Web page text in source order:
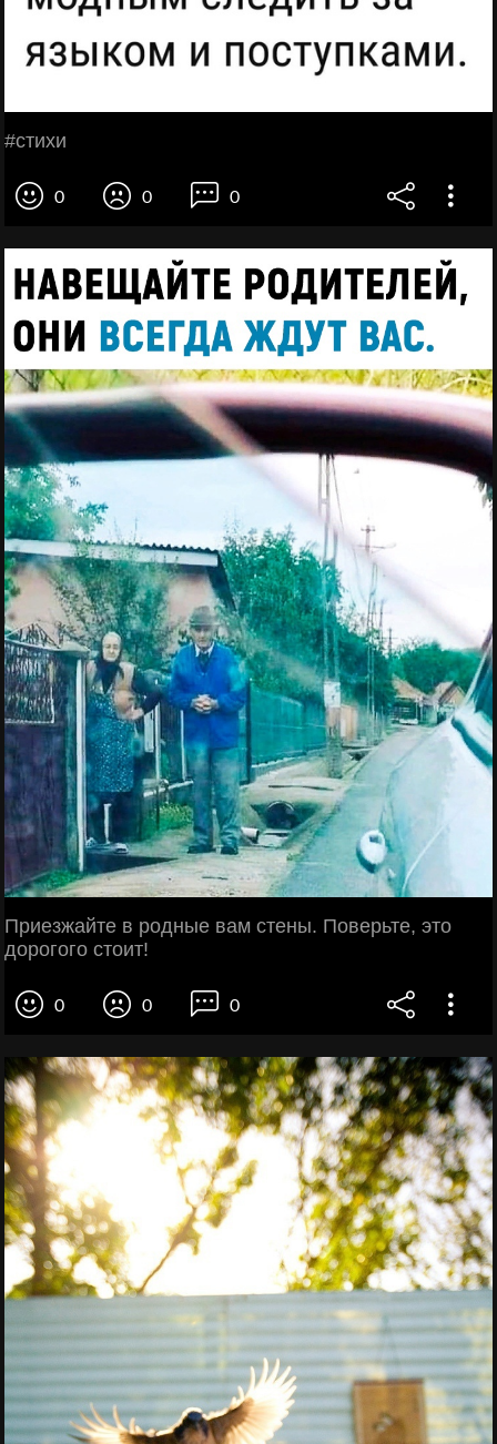
#стихи
0 0 0
Приезжайте в родные вам стены. Поверьте, это
дорогого стоит!
0 0 0